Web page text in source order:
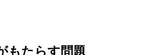
もたらす問題